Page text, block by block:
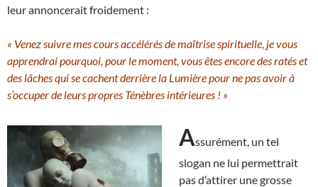
leur annoncerait froidement :
« Venez suivre mes cours accélérés de maîtrise spirituelle, je vous
apprendrai pourquoi, pour le moment, vous êtes encore des ratés et
des lâches qui se cachent derrière la Lumière pour ne pas avoir à
s’occuper de leurs propres Ténèbres intérieures ! »
Assurément, un tel
slogan ne lui permettrait
pas d’attirer une grosse